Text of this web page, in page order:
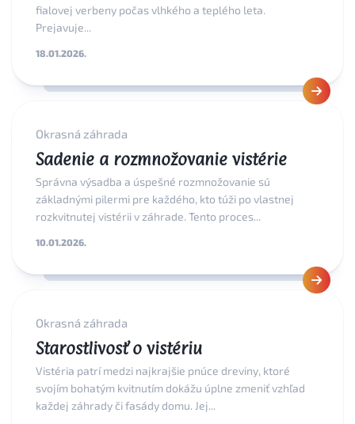
fialovej verbeny počas vlhkého a teplého leta.
Prejavuje...
18.01.2026.
Okrasná záhrada
Sadenie a rozmnožovanie vistérie
Správna výsadba a úspešné rozmnožovanie sú
základnými pilermi pre každého, kto túži po vlastnej
rozkvitnutej vistérii v záhrade. Tento proces...
10.01.2026.
Okrasná záhrada
Starostlivosť o vistériu
Vistéria patrí medzi najkrajšie pnúce dreviny, ktoré
svojím bohatým kvitnutím dokážu úplne zmeniť vzhľad
každej záhrady či fasády domu. Jej...